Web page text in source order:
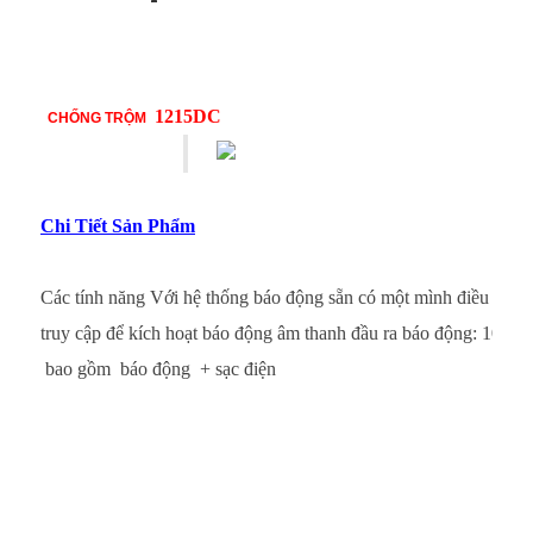
CHỐNG TRỘM 1215DC
Chi Tiết Sản Phẩm
Các tính năng Với hệ thống báo động sẵn có một mình điều
truy cập để kích hoạt báo động âm thanh đầu ra báo động:
bao gồm báo động + sạc điện